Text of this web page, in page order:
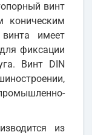
винт
имеет
фиксации
Винт DIN
из